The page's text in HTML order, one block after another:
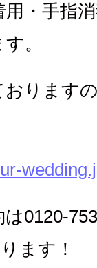
・手指
。
ります
0120-
ます！